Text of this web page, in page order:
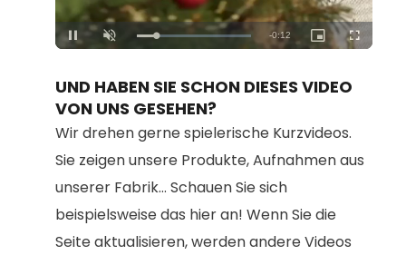
Unmute Loaded:
100.00%
UND HABEN SIE SCHON DIESES VIDEO
VON UNS GESEHEN?
Wir drehen gerne spielerische Kurzvideos.
Sie zeigen unsere Produkte, Aufnahmen aus
unserer Fabrik... Schauen Sie sich
beispielsweise das hier an! Wenn Sie die
Seite aktualisieren, werden andere Videos